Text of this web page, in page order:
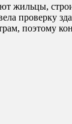
жильцы,
проверку
поэтому